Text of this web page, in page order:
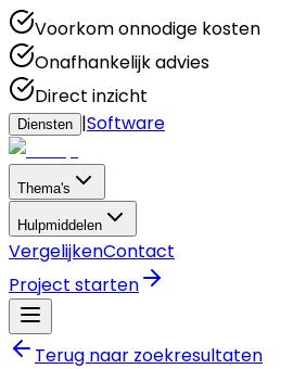
Voorkom onnodige kosten
Onafhankelijk advies
Direct inzicht
Diensten |Software
Thema's
Hulpmiddelen
VergelijkenContact
Project starten
Terug naar zoekresultaten